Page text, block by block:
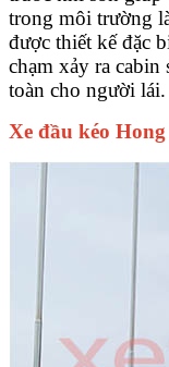
trong môi trường
được thiết kế đặc
chạm xảy ra cabin
toàn cho người lái.
Xe đầu kéo